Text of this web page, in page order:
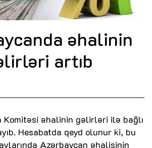
əhalinin
artıb
əhalinin gəlirləri ilə bağlı
Hesabatda qeyd olunur ki, bu
Azərbaycan əhalisinin